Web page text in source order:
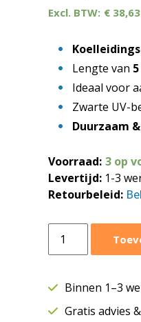
€ 38,63
Lengte van
Ideaal voor
Zwarte UV-
Duurzaam
Voorraad: 3 op
Levertijd: 1-3
Retourbeleid:
flare
1/4"
3/8"
Binnen 1–3
Gratis advies